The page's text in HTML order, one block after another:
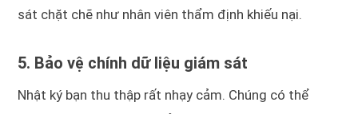
sát chặt chẽ như nhân viên thẩm định khiếu nại.
5. Bảo vệ chính dữ liệu giám sát
Nhật ký bạn thu thập rất nhạy cảm. Chúng có thể